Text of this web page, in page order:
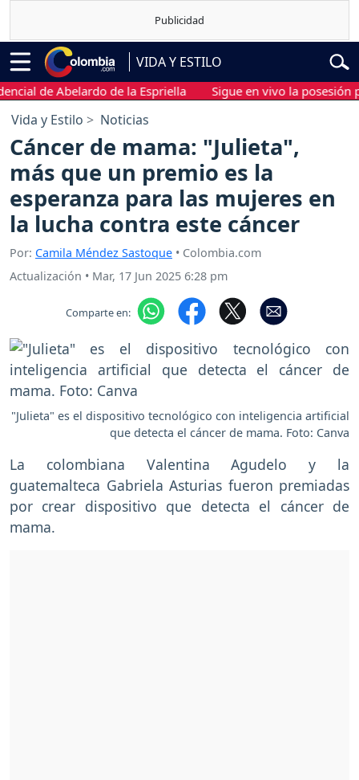
VIDA Y ESTILO
de Abelardo de la Espriella Sigue en vivo la posesión
Vida y Estilo Noticias
Cáncer de mama: "Julieta",
más que un premio es la
esperanza para las mujeres en
la lucha contra este cáncer
Por: Camila Méndez Sastoque • Colombia.com
Actualización • Mar, 17 Jun 2025 6:28 pm
Comparte en:
"Julieta" es el dispositivo tecnológico con inteligencia artificial
que detecta el cáncer de mama. Foto: Canva
La colombiana Valentina Agudelo y la
guatemalteca Gabriela Asturias fueron premiadas
por crear dispositivo que detecta el cáncer de
mama.